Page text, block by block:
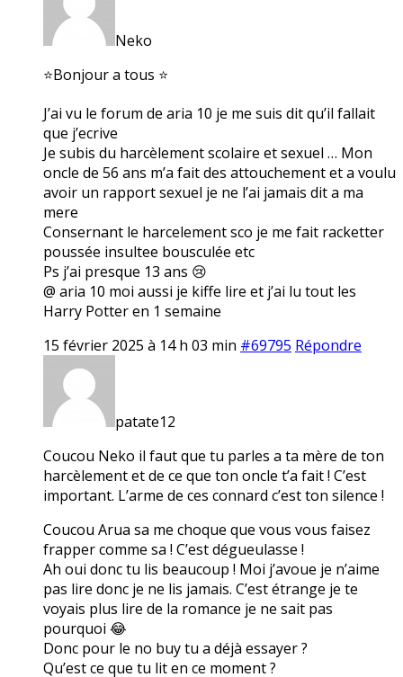
Neko
⭐Bonjour a tous ⭐
J’ai vu le forum de aria 10 je me suis dit qu’il fallait
que j’ecrive
Je subis du harcèlement scolaire et sexuel … Mon
oncle de 56 ans m’a fait des attouchement et a voulu
avoir un rapport sexuel je ne l’ai jamais dit a ma
mere
Consernant le harcelement sco je me fait racketter
poussée insultee bousculée etc
Ps j’ai presque 13 ans 😢
@ aria 10 moi aussi je kiffe lire et j’ai lu tout les
Harry Potter en 1 semaine
15 février 2025 à 14 h 03 min #69795 Répondre
patate12
Coucou Neko il faut que tu parles a ta mère de ton
harcèlement et de ce que ton oncle t’a fait ! C’est
important. L’arme de ces connard c’est ton silence !
Coucou Arua sa me choque que vous vous faisez
frapper comme sa ! C’est dégueulasse !
Ah oui donc tu lis beaucoup ! Moi j’avoue je n’aime
pas lire donc je ne lis jamais. C’est étrange je te
voyais plus lire de la romance je ne sait pas
pourquoi 😂
Donc pour le no buy tu a déjà essayer ?
Qu’est ce que tu lit en ce moment ?